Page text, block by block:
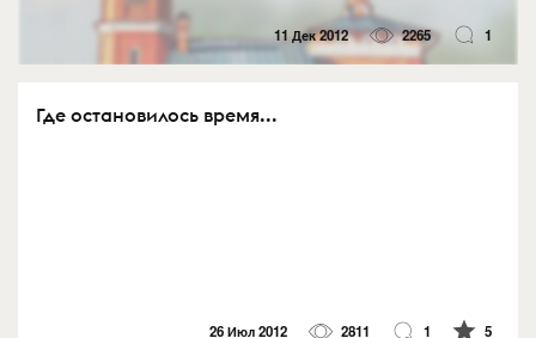
11 Дек 2012 2265 1
Где остановилось время...
26 Июл 2012 2811 1 5